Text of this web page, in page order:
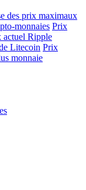
des prix maximaux
monnaies Prix
actuel Ripple
Litecoin Prix
monnaie